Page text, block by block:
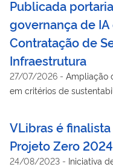
Publicada
governança de
Contratação de
Infraestrutura
27/07/2026 - Ampliação
em critérios de
VLibras é
Projeto Zero 2024
24/08/2023 - Iniciativa